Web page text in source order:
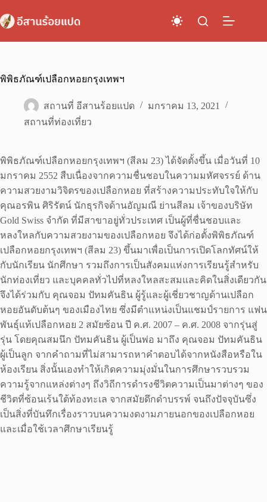
to
content
พิพิธภัณฑ์เปลือกหอยกรุงเทพฯ
สถานที่ อีสานร้อยแปด
มกราคม 13, 2021
สถานที่ท่องเที่ยว
พิพิธภัณฑ์เปลือกหอยกรุงเทพฯ (สีลม 23) ได้จัดตั้งขึ้น เมื่อวันที่ 10
มกราคม 2552 สืบเนื่องจากความชื่นชอบในความมหัศจรรย์ ด้าน
ความสวยงามวิจิตรของเปลือกหอย ที่สร้างความประทับใจให้กับ
คุณอรพิน ศิริรัตน์ นักธุรกิจด้านอัญมณี ย่านสีลม เจ้าของบริษัท
Gold Swiss จำกัด ที่มีสาขาอยู่ทั่วประเทศ เป็นผู้ที่ชื่นชอบและ
หลงใหลกับความสวยงามของเปลือกหอย จึงได้ก่อตั้งพิพิธภัณฑ์
เปลือกหอยกรุงเทพฯ (สีลม 23) ขึ้นมาเพื่อเป็นการเปิดโลกทัศน์ให้
กับนักเรียน นักศึกษา รวมถึงการเป็นสังคมแห่งการเรียนรู้สำหรับ
นักท่องเที่ยว และบุคคลทั่วไปที่หลงใหลสะสมและคิดในสิ่งเดียวกัน
จึงได้ร่วมกับ คุณจอม ปัทมคันธิน ผู้รู้และผู้เชี่ยวชาญด้านเปลือก
หอยอันดับต้นๆ ของเมืองไทย ซึ่งมีตำแหน่งเป็นแชมป์รายการ แฟน
พันธุ์แท้เปลือกหอย 2 สมัยซ้อน ปี ค.ศ. 2007 – ค.ศ. 2008 จากรุ่นสู่
รุ่น โดยคุณสมนึก ปัทมคันธิน ผู้เป็นพ่อ มาถึง คุณจอม ปัทมคันธิน
ผู้เป็นลูก จากคำถามที่ไม่สามารถหาคำตอบได้จากหนังสือหรือใน
ห้องเรียน สิ่งนั้นเองทำให้เกิดความมุ่งมั่นในการศึกษารวบรวม
ความรู้จากแหล่งต่างๆ ถึงวิถีการดำรงชีวิตความเป็นมาต่างๆ ของ
ชีวิตที่ซ้อนเร้นใต้ท้องทะเล จากสมัยดึกดำบรรพ์ จนถึงปัจจุบันซึ่ง
เป็นสิ่งที่บันทึกเรื่องราวบนความงดงามภายนอกของเปลือกหอย
และเมื่อใช้เวลาศึกษาเรียนรู้